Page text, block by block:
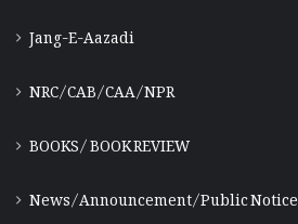
Jang-E-Aazadi
NRC/CAB/CAA/NPR
BOOKS/ BOOK REVIEW
News/Announcement/Public Notice